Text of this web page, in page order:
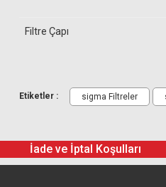
Filtre Çapı
Sigma 52mm WR (Water
Etiketler : sigma Filtreler
İade ve İptal Koşulları